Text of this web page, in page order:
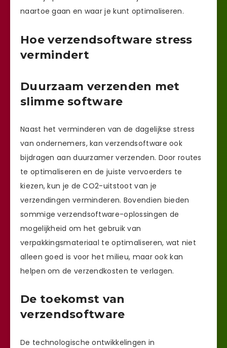
naartoe gaan en waar je kunt optimaliseren.
Hoe verzendsoftware stress
vermindert
Duurzaam verzenden met
slimme software
Naast het verminderen van de dagelijkse stress
van ondernemers, kan verzendsoftware ook
bijdragen aan duurzamer verzenden. Door routes
te optimaliseren en de juiste vervoerders te
kiezen, kun je de CO2-uitstoot van je
verzendingen verminderen. Bovendien bieden
sommige verzendsoftware-oplossingen de
mogelijkheid om het gebruik van
verpakkingsmateriaal te optimaliseren, wat niet
alleen goed is voor het milieu, maar ook kan
helpen om de verzendkosten te verlagen.
De toekomst van
verzendsoftware
De technologische ontwikkelingen in